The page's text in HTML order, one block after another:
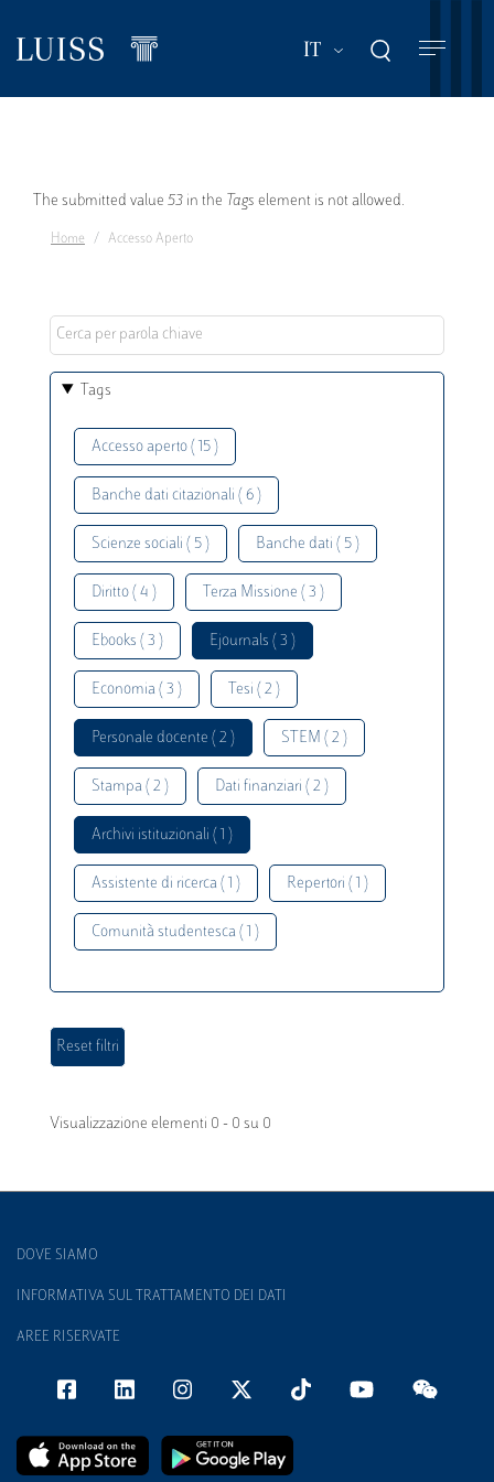
contenuto
IT Mostra ulteriori
Messaggio
di
The submitted value 53 in the Tags element is not allowed.
Home Accesso Aperto
Tags
Accesso aperto ( 15 )
Banche dati citazionali ( 6 )
Scienze sociali ( 5 ) Banche dati ( 5 )
Diritto ( 4 ) Terza Missione ( 3 )
Ebooks ( 3 ) Ejournals ( 3 )
Economia ( 3 ) Tesi ( 2 )
Personale docente ( 2 ) STEM ( 2 )
Stampa ( 2 ) Dati finanziari ( 2 )
Archivi istituzionali ( 1 )
Assistente di ricerca ( 1 ) Repertori ( 1 )
Comunità studentesca ( 1 )
Visualizzazione elementi 0 - 0 su 0
DOVE SIAMO
INFORMATIVA SUL TRATTAMENTO DEI DATI
AREE RISERVATE